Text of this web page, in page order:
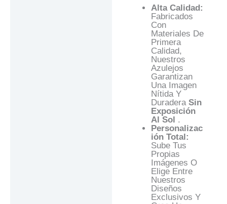
Alta Calidad:
Fabricados
Con
Materiales De
Primera
Calidad,
Nuestros
Azulejos
Garantizan
Una Imagen
Nítida Y
Duradera Sin
Exposición
Al Sol .
Personalizac
Ión Total:
Sube Tus
Propias
Imágenes O
Elige Entre
Nuestros
Diseños
Exclusivos Y